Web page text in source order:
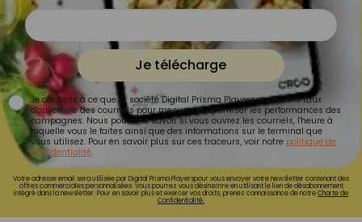
Je télécharge
Je consens à ce que la société Digital Prisma Players analyse le taux
d'ouverture des courriels pour mesurer et optimiser les performances des
campagnes. Nous pourrons savoir si vous ouvrez les courriels, l'heure à
laquelle vous le faites ainsi que des informations sur le terminal que
vous utilisez. Pour en savoir plus sur ces traceurs, voir notre politique de
confidentialité.
Votre adresse email sera utilisée par Digital Prisma Playerspour vous envoyer votre newsletter contenant des
offres commerciales personnalisées. Vous pourrez vous désinscrire en utilisant le lien de désabonnement
intégré dans la newsletter. Pour en savoir plus et exercer vos droits, prenez connaissance de notreCharte de
Confidentialité.